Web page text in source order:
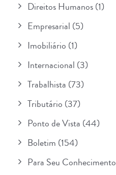
Direitos Humanos(1)
Empresarial (5)
Imobiliário (1)
Internacional (3)
Trabalhista (73)
Tributário (37)
Ponto de Vista (44)
Boletim (154)
Para Seu Conhecimento